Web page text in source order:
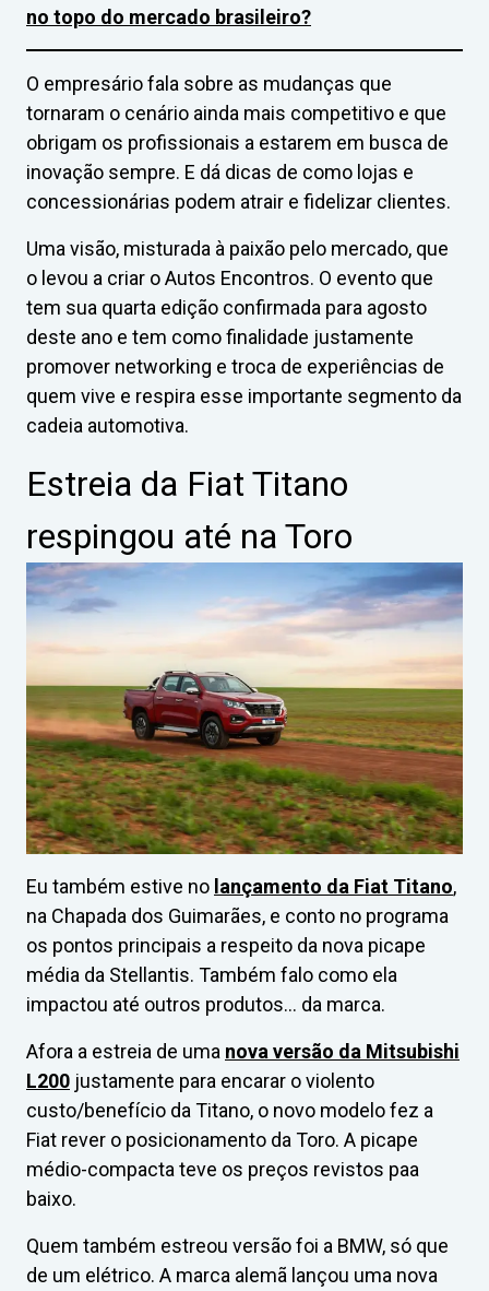
no topo do mercado brasileiro?
O empresário fala sobre as mudanças que
tornaram o cenário ainda mais competitivo e que
obrigam os profissionais a estarem em busca de
inovação sempre. E dá dicas de como lojas e
concessionárias podem atrair e fidelizar clientes.
Uma visão, misturada à paixão pelo mercado, que
o levou a criar o Autos Encontros. O evento que
tem sua quarta edição confirmada para agosto
deste ano e tem como finalidade justamente
promover networking e troca de experiências de
quem vive e respira esse importante segmento da
cadeia automotiva.
Estreia da Fiat Titano
respingou até na Toro
Eu também estive no lançamento da Fiat Titano,
na Chapada dos Guimarães, e conto no programa
os pontos principais a respeito da nova picape
média da Stellantis. Também falo como ela
impactou até outros produtos… da marca.
Afora a estreia de uma nova versão da Mitsubishi
L200 justamente para encarar o violento
custo/benefício da Titano, o novo modelo fez a
Fiat rever o posicionamento da Toro. A picape
médio-compacta teve os preços revistos paa
baixo.
Quem também estreou versão foi a BMW, só que
de um elétrico. A marca alemã lançou uma nova